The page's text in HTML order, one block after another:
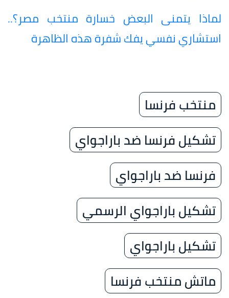
لماذا يتمنى البعض خسارة منتخب مصر؟..
استشاري نفسي يفك شفرة هذه الظاهرة
منتخب فرنسا
تشكيل فرنسا ضد باراجواي
فرنسا ضد باراجواي
تشكيل باراجواي الرسمي
تشكيل باراجواي
ماتش منتخب فرنسا